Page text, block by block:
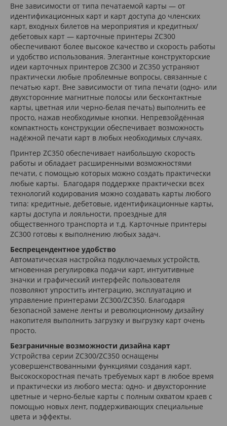
Вне зависимости от типа печатаемой карты — от
идентификационных карт и карт доступа до членских
карт, входных билетов на мероприятия и кредитных/
дебетовых карт — карточные принтеры ZC300
обеспечивают более высокое качество и скорость работы
и удобство использования. Элегантные конструкторские
идеи карточных принтеров ZC300 и ZC350 устраняют
практически любые проблемные вопросы, связанные с
печатью карт. Вне зависимости от типа печати (одно- или
двухсторонние магнитные полосы или бесконтактные
карты, цветная или черно-белая печать) выполнить ее
просто, нажав необходимые кнопки. Непревзойдённая
компактность конструкции обеспечивает возможность
надёжной печати карт в любых необходимых случаях.
Принтер ZC350 обеспечивает наибольшую скорость
работы и обладает расширенными возможностями
печати, с помощью которых можно создать практически
любые карты. Благодаря поддержке практически всех
технологий кодирования можно создавать карты любого
типа: кредитные, дебетовые, идентификационные карты,
карты доступа и лояльности, проездные для
общественного транспорта и т.д. Карточные принтеры
ZC300 готовы к выполнению любых задач.
Беспрецендентное удобство
Автоматическая настройка подключаемых устройств,
мгновенная регулировка подачи карт, интуитивные
значки и графический интерфейс пользователя
позволяют упростить интеграцию, эксплуатацию и
управление принтерами ZC300/ZC350. Благодаря
безопасной замене ленты и революционному дизайну
накопителя выполнить загрузку и выгрузку карт очень
просто.
Безграничные возможности дизайна карт
Устройства серии ZC300/ZC350 оснащены
усовершенствованными функциями создания карт.
Высокоскоростная печать требуемых карт в любое время
и практически из любого места: одно- и двухсторонние
цветные и черно-белые карты с полным охватом краев с
помощью новых лент, поддерживающих специальные
цвета и эффекты.